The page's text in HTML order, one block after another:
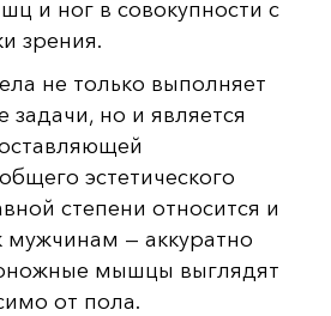
и ног в совокупности с
зрения.
не только выполняет
задачи, но и является
эстетического
степени относится и
— аккуратно
мышцы выглядят
от пола.